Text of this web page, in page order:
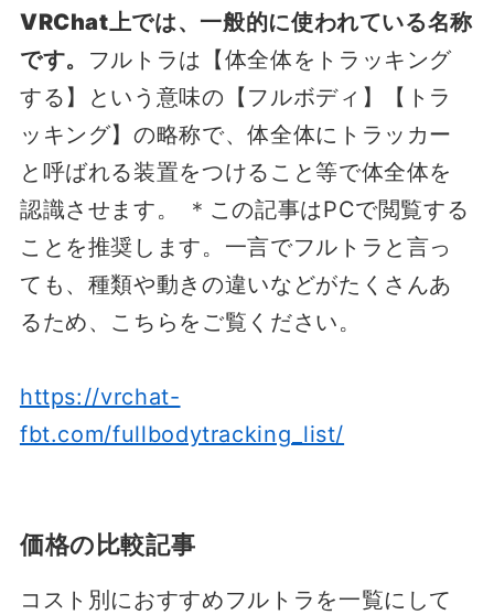
VRChat上では、一般的に使われている名称
です。 フルトラは【体全体をトラッキング
する】という意味の【フルボディ】【トラ
ッキング】の略称で、体全体にトラッカー
と呼ばれる装置をつけること等で体全体を
認識させます。 ＊この記事はPCで閲覧する
ことを推奨します。一言でフルトラと言っ
ても、種類や動きの違いなどがたくさんあ
るため、こちらをご覧ください。
https://vrchat-
fbt.com/fullbodytracking_list/
価格の比較記事
コスト別におすすめフルトラを一覧にして